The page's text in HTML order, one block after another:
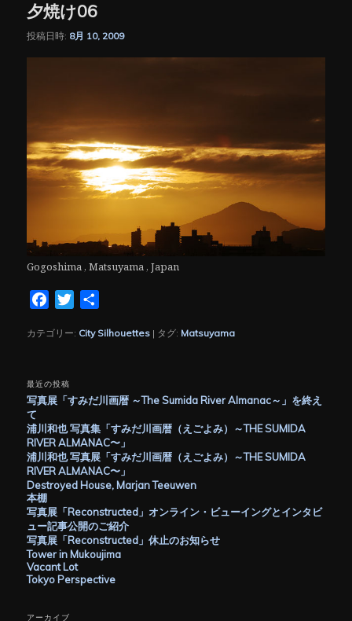
夕焼け06
投稿日時: 8月 10, 2009
Gogoshima , Matsuyama , Japan
FacebookTwitter
カテゴリー: City Silhouettes | タグ: Matsuyama
最近の投稿
写真展「すみだ川画暦 ～The Sumida River Almanac～」を終え
て
浦川和也 写真集「すみだ川画暦（えごよみ）～THE SUMIDA
RIVER ALMANAC〜」
浦川和也 写真展「すみだ川画暦（えごよみ）～THE SUMIDA
RIVER ALMANAC〜」
Destroyed House, Marjan Teeuwen
本棚
写真展「Reconstructed」オンライン・ビューイングとインタビ
ュー記事公開のご紹介
写真展「Reconstructed」休止のお知らせ
Tower in Mukoujima
Vacant Lot
Tokyo Perspective
アーカイブ